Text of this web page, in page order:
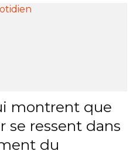
montrent que
se ressent dans
du